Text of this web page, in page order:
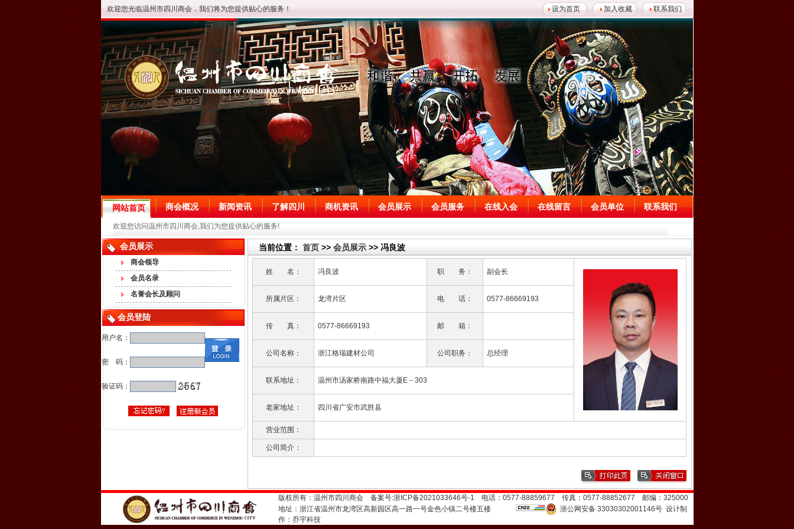
欢迎您光临温州市四川商会，我们将为您提供贴心的服务！ 设为首页 加入收藏 联系我们
网站首页
欢迎您访问温州市四川商会,我们为您提供贴心的服务!
商会概况 新闻资讯 了解四川 商机资讯 会员展示 会员服务 在线入会 在线留言 会员单位 联系我们
会员展示
商会领导
会员名录
名誉会长及顾问
会员登陆
用户名：
密 码：
验证码：
当前位置： 首页>> 会员展示>> 冯良波
姓 名： 冯良波 职 务： 副会长
所属片区： 龙湾片区 电 话： 0577-86669193
传 真： 0577-86669193 邮 箱：
公司名称： 浙江格瑞建材公司 公司职务： 总经理
联系地址： 温州市汤家桥南路中福大厦E－303
老家地址： 四川省广安市武胜县
营业范围：
公司简介：
版权所有：温州市四川商会 备案号:浙ICP备2021033646号-1 电话：0577-88859677 传真：0577-88852677 邮编：325000
地址：浙江省温州市龙湾区高新园区高一路一号金色小镇二号楼五楼
浙公网安备 33030302001146号设计制
作： 乔宇科技